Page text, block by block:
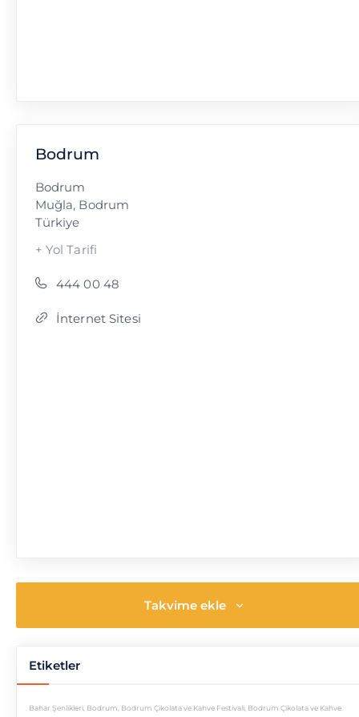
Bodrum
Bodrum
Muğla, Bodrum
Türkiye
+ Yol Tarifi
444 00 48
İnternet Sitesi
Takvime ekle
Etiketler
Bahar Şenlikleri, Bodrum, Bodrum Çikolata ve Kahve Festivali, Bodrum Çikolata ve Kahve